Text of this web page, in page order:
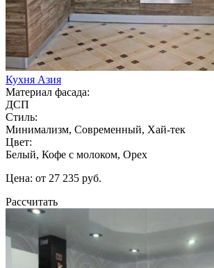
Кухня Азия
Материал фасада:
ДСП
Стиль:
Минимализм, Современный, Хай-тек
Цвет:
Белый, Кофе с молоком, Орех
Цена: от 27 235 руб.
Рассчитать